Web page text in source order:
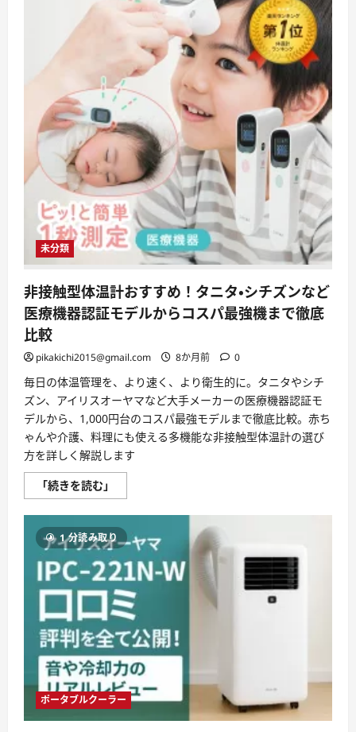
未分類
非接触型体温計おすすめ！タニタ・シチズンなど
医療機器認証モデルからコスパ最強機まで徹底
比較
pikakichi2015@gmail.com 8か月前 0
毎日の体温管理を、より速く、より衛生的に。タニタやシチ
ズン、アイリスオーヤマなど大手メーカーの医療機器認証モ
デルから、1,000円台のコスパ最強モデルまで徹底比較。赤ち
ゃんや介護、料理にも使える多機能な非接触型体温計の選び
方を詳しく解説します
「続きを読む」
接
型
体
温
計
お
す
す
め！
タ
ニ
タ・
シ
チ
ズ
ン
な
ど
医
療
1 分読み取り
ポータブルクーラー